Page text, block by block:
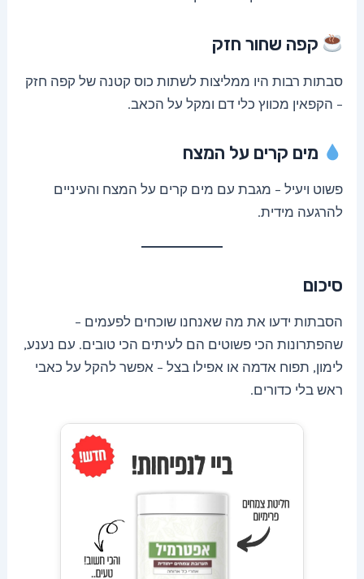
קפה שחור חזק
סבתות רבות היו ממליצות לשתות כוס קטנה של קפה חזק
– הקפאין מכווץ כלי דם ומקל על הכאב.
מים קרים על המצח
פשוט ויעיל – מגבת עם מים קרים על המצח והעיניים
להרגעה מידית.
סיכום
הסבתות ידעו את מה שאנחנו שוכחים לפעמים –
שהפתרונות הכי פשוטים הם לעיתים הכי טובים. עם נענע,
לימון, תפוח אדמה או אפילו בצל – אפשר להקל על כאבי
ראש בלי כדורים.